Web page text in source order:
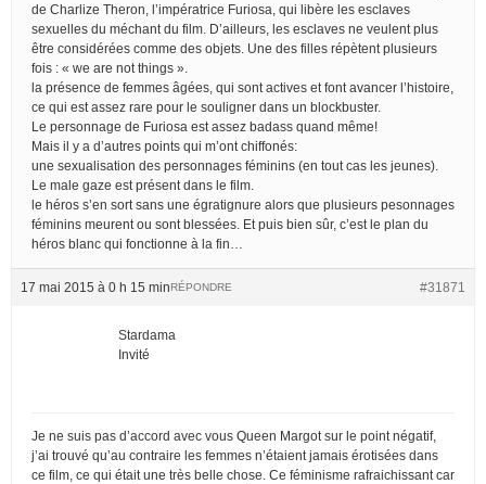
de Charlize Theron, l’impératrice Furiosa, qui libère les esclaves
sexuelles du méchant du film. D’ailleurs, les esclaves ne veulent plus
être considérées comme des objets. Une des filles répètent plusieurs
fois : « we are not things ».
la présence de femmes âgées, qui sont actives et font avancer l’histoire,
ce qui est assez rare pour le souligner dans un blockbuster.
Le personnage de Furiosa est assez badass quand même!
Mais il y a d’autres points qui m’ont chiffonés:
une sexualisation des personnages féminins (en tout cas les jeunes).
Le male gaze est présent dans le film.
le héros s’en sort sans une égratignure alors que plusieurs pesonnages
féminins meurent ou sont blessées. Et puis bien sûr, c’est le plan du
héros blanc qui fonctionne à la fin…
17 mai 2015 à 0 h 15 min #31871
RÉPONDRE
Stardama
Invité
Je ne suis pas d’accord avec vous Queen Margot sur le point négatif,
j’ai trouvé qu’au contraire les femmes n’étaient jamais érotisées dans
ce film, ce qui était une très belle chose. Ce féminisme rafraichissant car